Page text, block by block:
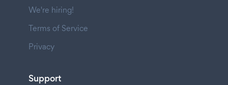
We're hiring!
Terms of Service
Privacy
Support